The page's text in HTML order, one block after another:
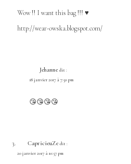
Wow !! I want this bag !!! ♥
http://wear-owska.blogspot.com/
Jehanne dit :
18 janvier 2017 à 7:50 pm
😘😘😘😘
CapricieuZe dit :
20 janvier 2017 à 10:57 pm